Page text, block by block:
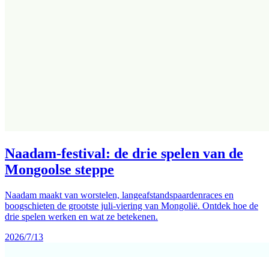
Naadam-festival: de drie spelen van de
Mongoolse steppe
Naadam maakt van worstelen, langeafstandspaardenraces en
boogschieten de grootste juli-viering van Mongolië. Ontdek hoe de
drie spelen werken en wat ze betekenen.
2026/7/13